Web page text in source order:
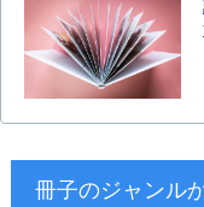
冊子のジャンル